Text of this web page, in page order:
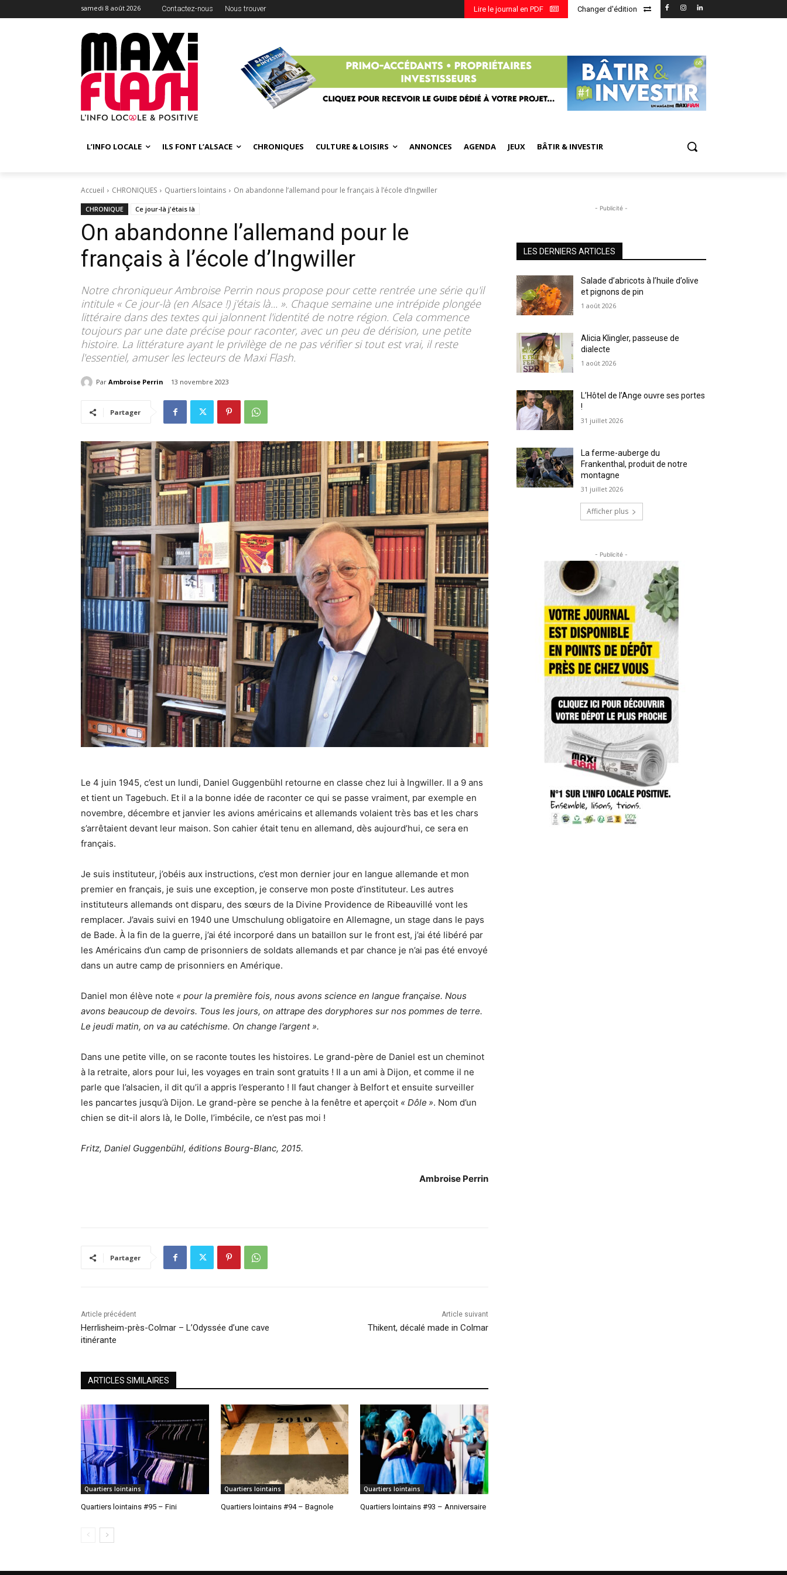
samedi 8 août 2026 Contactez-nous Nous trouver Changer d'édition
Lire le journal en PDF
L’INFO LOCALE ILS FONT L’ALSACE CHRONIQUES CULTURE & LOISIRS ANNONCES AGENDA JEUX BÂTIR & INVESTIR
Accueil CHRONIQUES Quartiers lointains On abandonne l’allemand pour le français à l’école d’Ingwiller
CHRONIQUE Ce jour-là j'étais là
On abandonne l’allemand pour le
français à l’école d’Ingwiller
Notre chroniqueur Ambroise Perrin nous propose pour cette rentrée une série qu'il
intitule « Ce jour-là (en Alsace !) j'étais là... ». Chaque semaine une intrépide plongée
littéraire dans des textes qui jalonnent l'identité de notre région. Cela commence
toujours par une date précise pour raconter, avec un peu de dérision, une petite
histoire. La littérature ayant le privilège de ne pas vérifier si tout est vrai, il reste
l'essentiel, amuser les lecteurs de Maxi Flash.
Par Ambroise Perrin 13 novembre 2023
Partager
Le 4 juin 1945, c’est un lundi, Daniel Guggenbühl retourne en classe chez lui à Ingwiller. Il a 9 ans
et tient un Tagebuch. Et il a la bonne idée de raconter ce qui se passe vraiment, par exemple en
novembre, décembre et janvier les avions américains et allemands volaient très bas et les chars
s’arrêtaient devant leur maison. Son cahier était tenu en allemand, dès aujourd’hui, ce sera en
français.
Je suis instituteur, j’obéis aux instructions, c’est mon dernier jour en langue allemande et mon
premier en français, je suis une exception, je conserve mon poste d’instituteur. Les autres
instituteurs allemands ont disparu, des sœurs de la Divine Providence de Ribeauvillé vont les
remplacer. J’avais suivi en 1940 une Umschulung obligatoire en Allemagne, un stage dans le pays
de Bade. À la fin de la guerre, j’ai été incorporé dans un bataillon sur le front est, j’ai été libéré par
les Américains d’un camp de prisonniers de soldats allemands et par chance je n’ai pas été envoyé
dans un autre camp de prisonniers en Amérique.
Daniel mon élève note « pour la première fois, nous avons science en langue française. Nous
avons beaucoup de devoirs. Tous les jours, on attrape des doryphores sur nos pommes de terre.
Le jeudi matin, on va au catéchisme. On change l’argent ».
Dans une petite ville, on se raconte toutes les histoires. Le grand-père de Daniel est un cheminot
à la retraite, alors pour lui, les voyages en train sont gratuits ! Il a un ami à Dijon, et comme il ne
parle que l’alsacien, il dit qu’il a appris l’esperanto ! Il faut changer à Belfort et ensuite surveiller
les pancartes jusqu’à Dijon. Le grand-père se penche à la fenêtre et aperçoit « Dôle ». Nom d’un
chien se dit-il alors là, le Dolle, l’imbécile, ce n’est pas moi !
Fritz, Daniel Guggenbühl, éditions Bourg-Blanc, 2015.
Ambroise Perrin
Partager
Article précédent
Herrlisheim-près-Colmar – L’Odyssée d’une cave
itinérante
Article suivant
Thikent, décalé made in Colmar
ARTICLES SIMILAIRES
Quartiers lointains
Quartiers lointains #95 – Fini
Quartiers lointains
Quartiers lointains #94 – Bagnole
Quartiers lointains
Quartiers lointains #93 – Anniversaire
- Publicité -
LES DERNIERS ARTICLES
Salade d’abricots à l’huile d’olive
et pignons de pin
1 août 2026
Alicia Klingler, passeuse de
dialecte
1 août 2026
L’Hôtel de l’Ange ouvre ses portes
!
31 juillet 2026
La ferme-auberge du
Frankenthal, produit de notre
montagne
31 juillet 2026
Afficher plus
- Publicité -